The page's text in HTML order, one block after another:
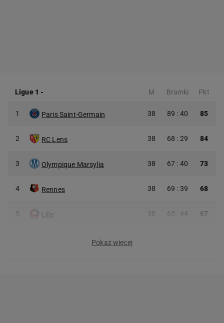
Ligue 1 - M Bramki Pkt
1 Paris Saint-Germain 38 89 : 40 85
2 RC Lens 38 68 : 29 84
3 Olympique Marsylia 38 67 : 40 73
4 Rennes 38 69 : 39 68
5 Lille 38 65 : 44 67
Pokaż więcej